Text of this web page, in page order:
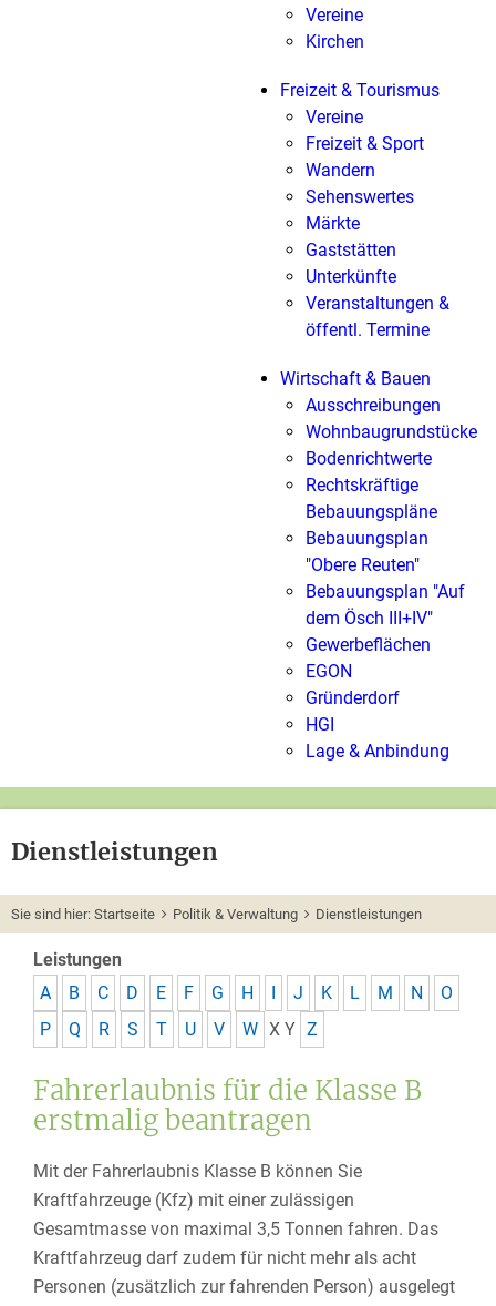
Vereine
Kirchen
Freizeit & Tourismus
Vereine
Freizeit & Sport
Wandern
Sehenswertes
Märkte
Gaststätten
Unterkünfte
Veranstaltungen &
öffentl. Termine
Wirtschaft & Bauen
Ausschreibungen
Wohnbaugrundstücke
Bodenrichtwerte
Rechtskräftige
Bebauungspläne
Bebauungsplan
"Obere Reuten"
Bebauungsplan "Auf
dem Ösch III+IV"
Gewerbeflächen
EGON
Gründerdorf
HGI
Lage & Anbindung
Dienstleistungen
Sie sind hier: Startseite Politik & Verwaltung Dienstleistungen
Leistungen
A
B C D E F G H I J K L M N
O
P
Q R S T U V W X Y Z
Fahrerlaubnis für die Klasse B
erstmalig beantragen
Mit der Fahrerlaubnis Klasse B können Sie
Kraftfahrzeuge (Kfz) mit einer zulässigen
Gesamtmasse von maximal 3,5 Tonnen fahren. Das
Kraftfahrzeug darf zudem für nicht mehr als acht
Personen (zusätzlich zur fahrenden Person) ausgelegt